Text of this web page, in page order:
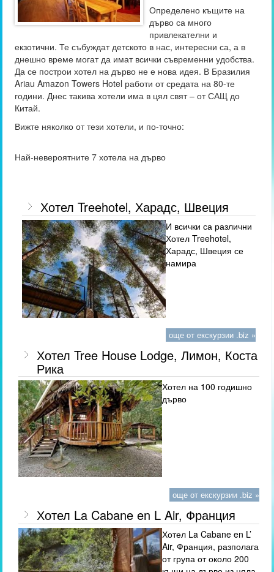
Определено къщите на
дърво са много
привлекателни и
екзотични. Те събуждат детското в нас, интересни са, а в
днешно време могат да имат всички съвременни удобства.
Да се построи хотел на дърво не е нова идея. В Бразилия
Ariau Amazon Towers Hotel работи от средата на 80-те
години. Днес такива хотели има в цял свят – от САЩ до
Китай.
Вижте няколко от тези хотели, и по-точно:
Най-невероятните 7 хотела на дърво
Хотел Treehotel, Харадс, Швеция
И всички са различни
Хотел Treehotel,
Харадс, Швеция се
намира
още от екскурзии .biz »
Хотел Tree House Lodge, Лимон, Коста
Рика
Хотел на 100 годишно
дърво
още от екскурзии .biz »
Хотел La Cabane en L Air, Франция
Хотел La Cabane en L’
Air, Франция, разполага
от група от около 200